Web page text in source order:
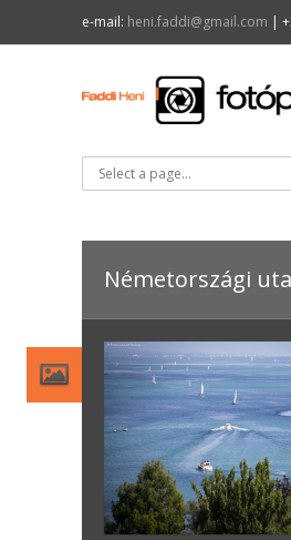
e-mail: heni.faddi@gmail.com |
Németországi